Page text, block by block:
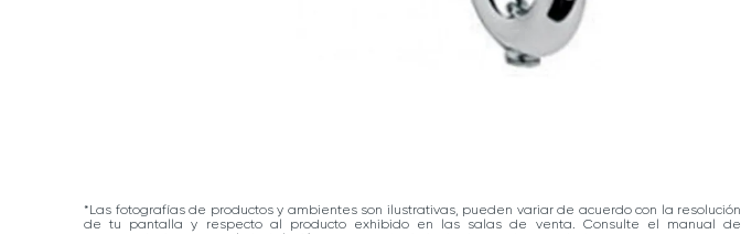
*Las fotografías de productos y ambientes son ilustrativas, pueden variar de acuerdo con la resolución
de tu pantalla y respecto al producto exhibido en las salas de venta. Consulte el manual de